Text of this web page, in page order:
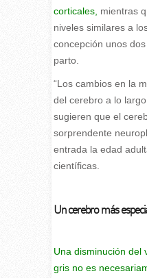
corticales, mientras
niveles similares a
concepción unos
parto.
“Los cambios en la
del cerebro a lo
sugieren que el
sorprendente
entrada la edad
científicas.
Un cerebro más
Una disminución del
gris no es